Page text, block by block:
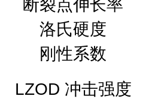
断裂点伸长率
洛氏硬度
刚性系数
LZOD 冲击强度